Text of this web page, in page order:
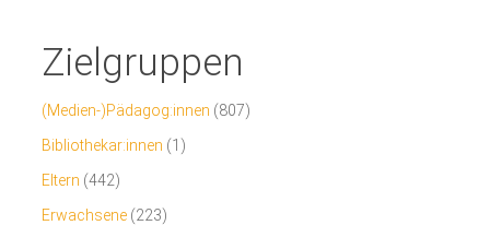
Zielgruppen
(Medien-)Pädagog:innen (807)
Bibliothekar:innen (1)
Eltern (442)
Erwachsene (223)